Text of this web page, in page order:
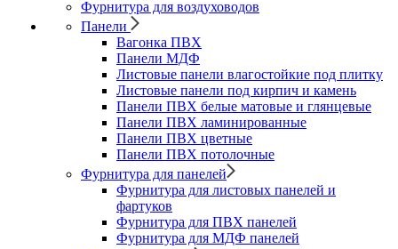
Фурнитура для воздуховодов
Панели
Вагонка ПВХ
Панели МДФ
Листовые панели влагостойкие под плитку
Листовые панели под кирпич и камень
Панели ПВХ белые матовые и глянцевые
Панели ПВХ ламинированные
Панели ПВХ цветные
Панели ПВХ потолочные
Фурнитура для панелей
Фурнитура для листовых панелей и
фартуков
Фурнитура для ПВХ панелей
Фурнитура для МДФ панелей